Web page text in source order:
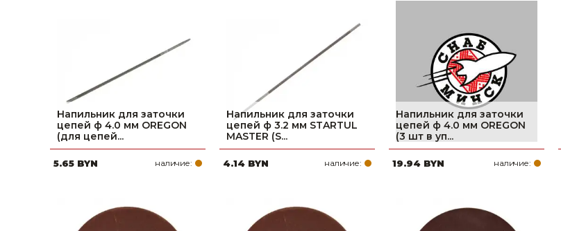
Сварочное оборудование и материалы
Средства индивидуальной защиты и спецодежда
Хранение инструмента (ящики, сумки, пояса, тележки)
Хозтовары
Очистители (мойки) высокого давления
Автоклавы. Дистилляторы
Напильник для заточки
цепей ф 4.0 мм OREGON
(для цепей...
5.65 BYN наличие:
Напильник для заточки
цепей ф 3.2 мм STARTUL
MASTER (S...
4.14 BYN наличие:
Напильник для заточки
цепей ф 4.0 мм OREGON
(3 шт в уп...
19.94 BYN наличие: